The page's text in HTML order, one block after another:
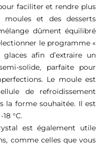
faciliter et rendre plus
moules et des desserts
dûment équilibré
le programme «
afin d’extraire un
solide, parfaite pour
Le moule est
de refroidissement
la forme souhaitée. Il est
°C.
est également utile
comme celles que vous